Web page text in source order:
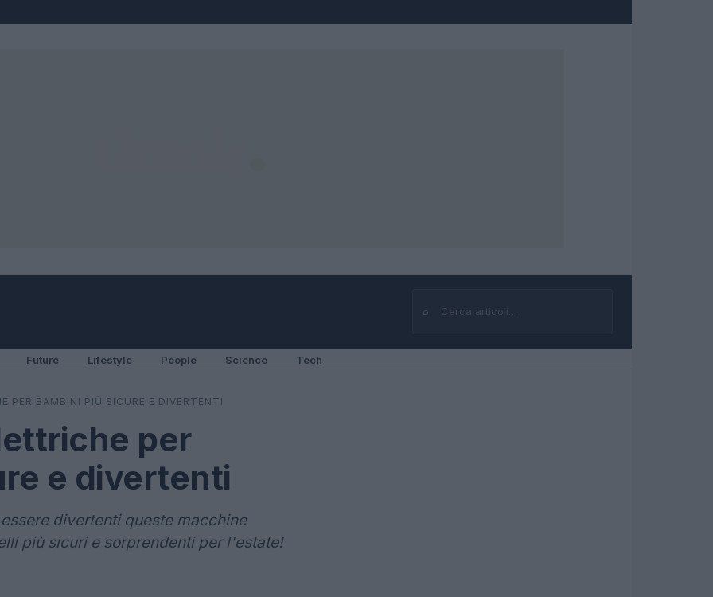
⌕
Cerca
Future Lifestyle People Science Tech
PER BAMBINI PIÙ SICURE E DIVERTENTI
per
e divertenti
divertenti queste macchine
più sicuri e sorprendenti per l'estate!